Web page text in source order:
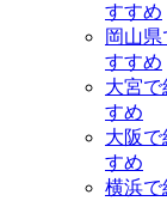
すすめ
岡山
すすめ
大宮
すめ
大阪
すめ
横浜で